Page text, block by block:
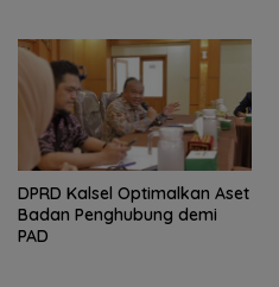
‎DPRD Kalsel Optimalkan Aset
Badan Penghubung demi
PAD